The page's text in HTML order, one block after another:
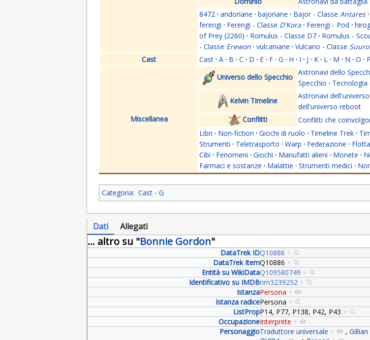
8472 · andoriane · bajoriane · Bajor - Classe Antares ·
ferengi · Ferengi - Classe D'Kora · Ferengi - Pod ·
of Prey (2260) · Romulus - Classe D7 · Romulus -
- Classe Erewon · vulcaniane · Vulcano - Classe
Cast
Cast · A · B · C · D · E · F · G · H · I · J · K · L · M · N · O · P
Miscellanea
Universo dello Specchio
Astronavi dello
Specchio · Tecnologia
Kelvin Timeline
Astronavi
dell'universo reboot
Conflitti
Conflitti che
Libri · Non-fiction · Giochi di ruolo · Timeline Trek ·
Strumenti · Teletrasporto · Warp · Federazione ·
Cibi · Fenomeni · Giochi · Manufatti alieni · Monete ·
Farmaci e sostanze · Malattie · Strumenti medici ·
Categoria: Cast - G
Dati Allegati
... altro su "Bonnie Gordon"
DataTrek IDQ10886 +
DataTrek ItemQ10886 +
Entità su WikiDataQ109580749 +
Identificativo su IMDBnm3239252 +
IstanzaPersona +
Istanza radicePersona +
ListPropP14, P77, P138, P42, P43 +
OccupazioneInterprete +
PersonaggioTraduttore universale + , Gillian